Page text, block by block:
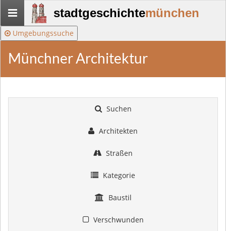
Stadtgeschichte-
München
stadtgeschichtemünchen
Umgebungssuche
Münchner Architektur
Suchen
Architekten
Straßen
Kategorie
Baustil
Verschwunden